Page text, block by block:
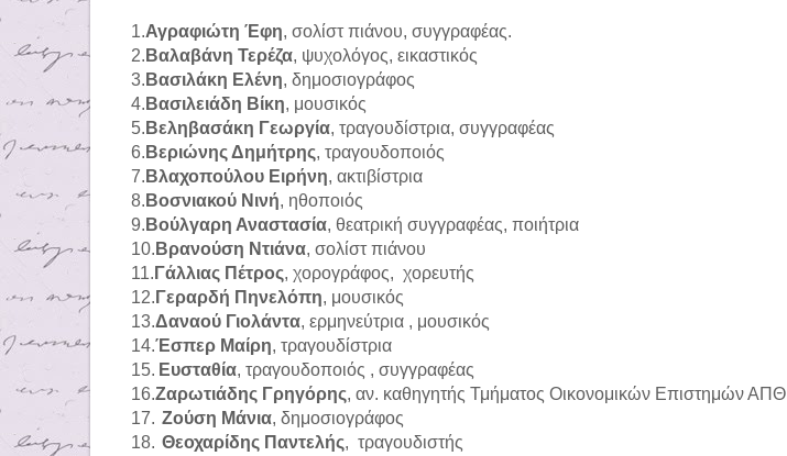
1.Αγραφιώτη Έφη, σολίστ πιάνου, συγγραφέας.
2. Βαλαβάνη Τερέζα, ψυχολόγος, εικαστικός
3. Βασιλάκη Ελένη, δημοσιογράφος
4. Βασιλειάδη Βίκη, μουσικός
5. Βεληβασάκη Γεωργία, τραγουδίστρια, συγγραφέας
6. Βεριώνης Δημήτρης, τραγουδοποιός
7. Βλαχοπούλου Ειρήνη, ακτιβίστρια
8. Βοσνιακού Νινή, ηθοποιός
9. Βούλγαρη Αναστασία, θεατρική συγγραφέας, ποιήτρια
10. Βρανούση Ντιάνα, σολίστ πιάνου
11. Γάλλιας Πέτρος, χορογράφος, χορευτής
12. Γεραρδή Πηνελόπη, μουσικός
13.Δαναού Γιολάντα, ερμηνεύτρια , μουσικός
14.Έσπερ Μαίρη, τραγουδίστρια
15. Ευσταθία, τραγουδοποιός , συγγραφέας
16.Ζαρωτιάδης Γρηγόρης, αν. καθηγητής Τμήματος Οικονομικών Επιστημών ΑΠΘ
17. Ζούση Μάνια, δημοσιογράφος
18. Θεοχαρίδης Παντελής, τραγουδιστής